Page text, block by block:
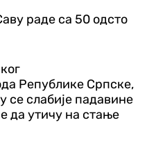
раде са 50 одсто
Републике Српске,
се слабије падавине
да утичу на стање